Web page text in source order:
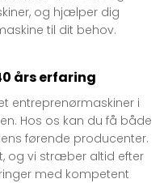
og hjælper dig
til dit behov.
års erfaring
entreprenørmaskiner i
Hos os kan du få både
førende producenter.
og vi stræber altid efter
med kompetent